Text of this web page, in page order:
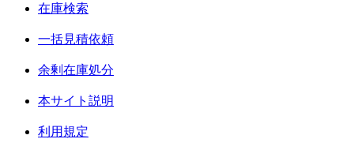
在庫検索
一括見積依頼
余剰在庫処分
本サイト説明
利用規定